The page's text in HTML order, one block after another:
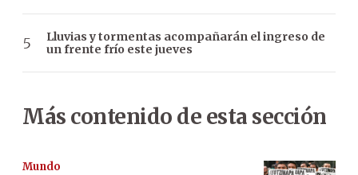
Lluvias y tormentas acompañarán el ingreso de
un frente frío este jueves
Más contenido de esta sección
Mundo